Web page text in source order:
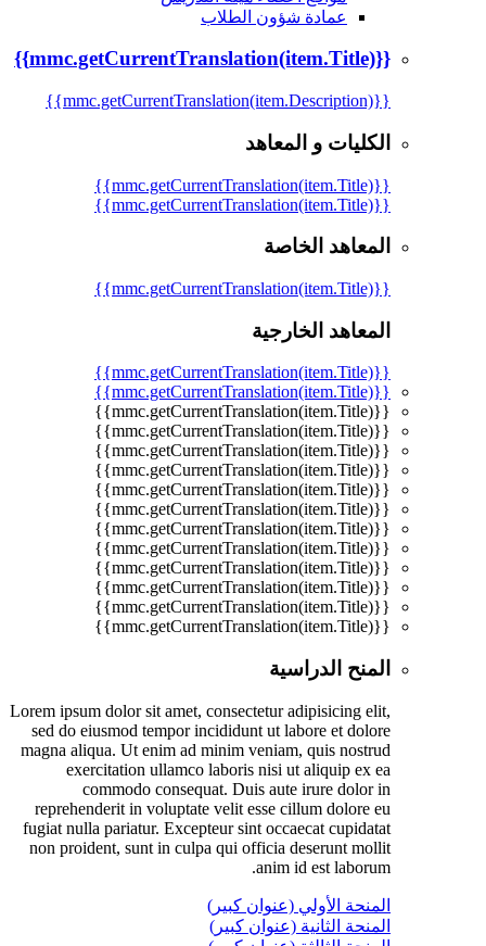
عمادة شؤون الطلاب
{{mmc.getCurrentTranslation(item.Title)}}
{{mmc.getCurrentTranslation(item.Description)}}
الكليات و المعاهد
{{mmc.getCurrentTranslation(item.Title)}}
{{mmc.getCurrentTranslation(item.Title)}}
المعاهد الخاصة
{{mmc.getCurrentTranslation(item.Title)}}
المعاهد الخارجية
{{mmc.getCurrentTranslation(item.Title)}}
{{mmc.getCurrentTranslation(item.Title)}}
{{mmc.getCurrentTranslation(item.Title)}}
{{mmc.getCurrentTranslation(item.Title)}}
{{mmc.getCurrentTranslation(item.Title)}}
{{mmc.getCurrentTranslation(item.Title)}}
{{mmc.getCurrentTranslation(item.Title)}}
{{mmc.getCurrentTranslation(item.Title)}}
{{mmc.getCurrentTranslation(item.Title)}}
{{mmc.getCurrentTranslation(item.Title)}}
{{mmc.getCurrentTranslation(item.Title)}}
{{mmc.getCurrentTranslation(item.Title)}}
{{mmc.getCurrentTranslation(item.Title)}}
{{mmc.getCurrentTranslation(item.Title)}}
المنح الدراسية
Lorem ipsum dolor sit amet, consectetur adipisicing elit,
sed do eiusmod tempor incididunt ut labore et dolore
magna aliqua. Ut enim ad minim veniam, quis nostrud
exercitation ullamco laboris nisi ut aliquip ex ea
commodo consequat. Duis aute irure dolor in
reprehenderit in voluptate velit esse cillum dolore eu
fugiat nulla pariatur. Excepteur sint occaecat cupidatat
non proident, sunt in culpa qui officia deserunt mollit
anim id est laborum.
المنحة الأولي (عنوان كبير)
المنحة الثانية (عنوان كبير)